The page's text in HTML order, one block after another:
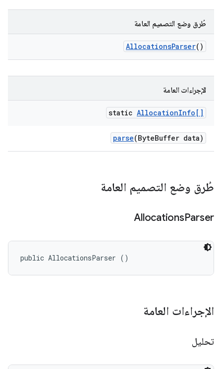
طُرق وضع التصميم العامة
AllocationsParser()
الإجراءات العامة
static AllocationInfo[]
parse(ByteBuffer data)
طُرق وضع التصميم العامة
AllocationsParser
public AllocationsParser ()
الإجراءات العامة
تحليل